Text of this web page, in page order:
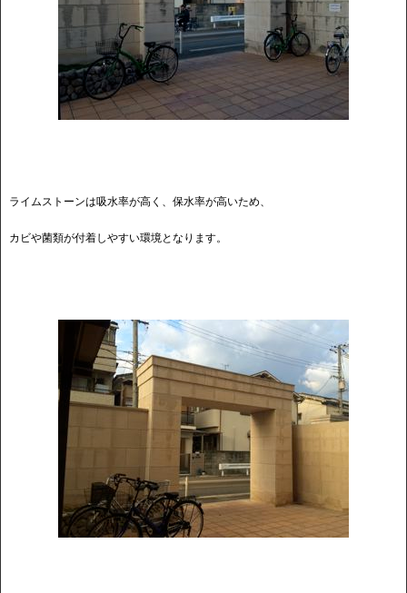
ライムストーンは吸水率が高く、保水率が高いため、
カビや菌類が付着しやすい環境となります。